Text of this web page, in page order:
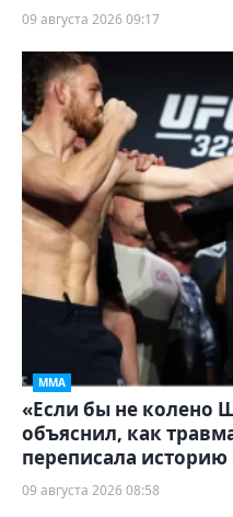
09 августа 2026 09:17
ММА
«Если бы не колено
объяснил, как
переписала историю
09 августа 2026 08:58